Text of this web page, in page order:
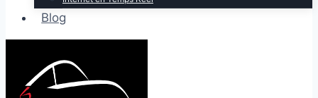
Blog